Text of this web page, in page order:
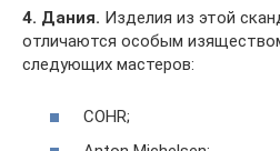
4. Дания. Изделия из этой
отличаются особым
следующих мастеров:
COHR;